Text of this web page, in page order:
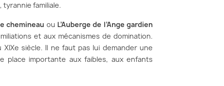
familiale.
chemineau ou L’Auberge de l’Ange gardien
et aux mécanismes de domination.
siècle. Il ne faut pas lui demander une
place importante aux faibles, aux enfants